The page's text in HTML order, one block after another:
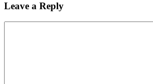
Leave a Reply